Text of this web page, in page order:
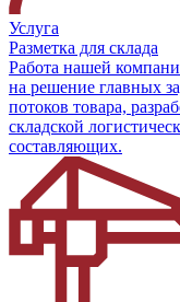
Услуга
Разметка для склада
Работа нашей
на решение главных
потоков товара,
складской
составляющих.